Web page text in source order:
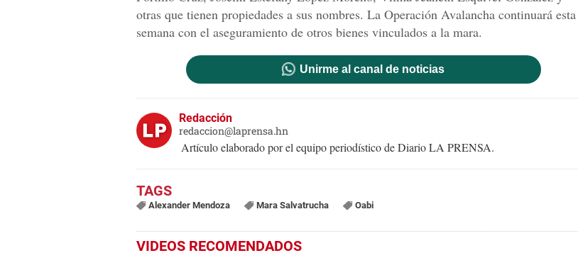
otras que tienen propiedades a sus nombres. La Operación Avalancha continuará esta
semana con el aseguramiento de otros bienes vinculados a la mara.
Unirme al canal de noticias
Redacción
redaccion@laprensa.hn
Artículo elaborado por el equipo periodístico de Diario LA PRENSA.
Alexander Mendoza Mara Salvatrucha Oabi
VIDEOS RECOMENDADOS